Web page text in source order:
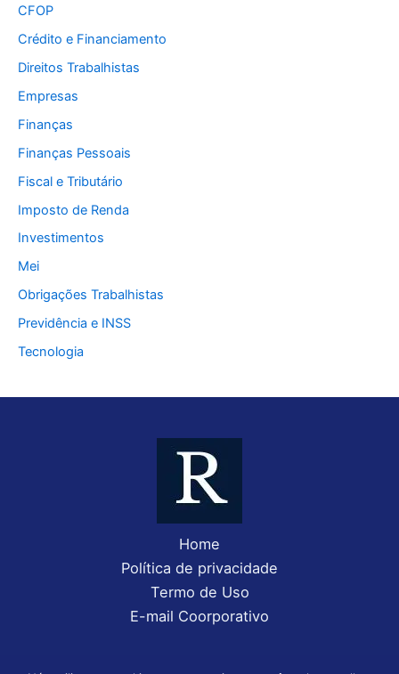
CFOP
Crédito e Financiamento
Direitos Trabalhistas
Empresas
Finanças
Finanças Pessoais
Fiscal e Tributário
Imposto de Renda
Investimentos
Mei
Obrigações Trabalhistas
Previdência e INSS
Tecnologia
Home
Política de privacidade
Termo de Uso
E-mail Coorporativo